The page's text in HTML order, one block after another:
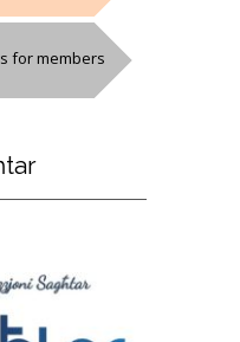
for members